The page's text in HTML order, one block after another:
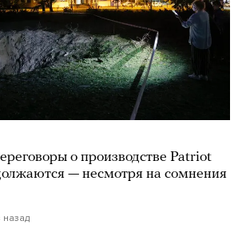
о производстве Patriot
— несмотря на сомнения
назад